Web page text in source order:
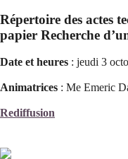
Répertoire des actes
papier Recherche
Date et heures : jeudi 3
Animatrices : Me Emeric
Rediffusion